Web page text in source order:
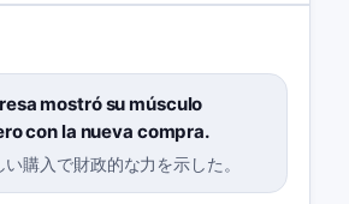
mostró su músculo
con la nueva compra.
購入で財政的な力を示した。